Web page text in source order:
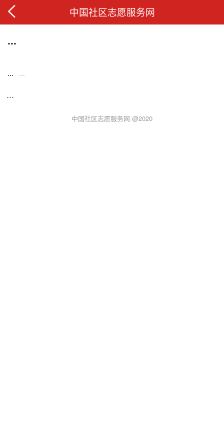
中国社区志愿服务网
...
... ...
...
中国社区志愿服务网 @2020